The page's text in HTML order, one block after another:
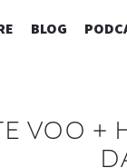
BLOG
VOO +